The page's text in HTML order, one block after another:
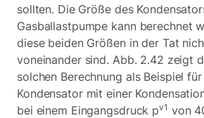
sollten. Die Größe des
Gasballastpumpe kann berechnet
diese beiden Größen in der Tat
voneinander sind. Abb. 2.42 zeigt
solchen Berechnung als Beispiel
Kondensator mit einer
bei einem Eingangsdruck pv1 von